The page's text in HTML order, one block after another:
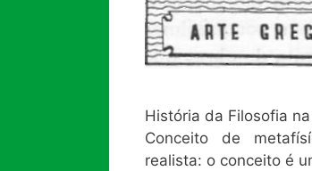
História da Filosofia
Conceito de
realista: o conceito é